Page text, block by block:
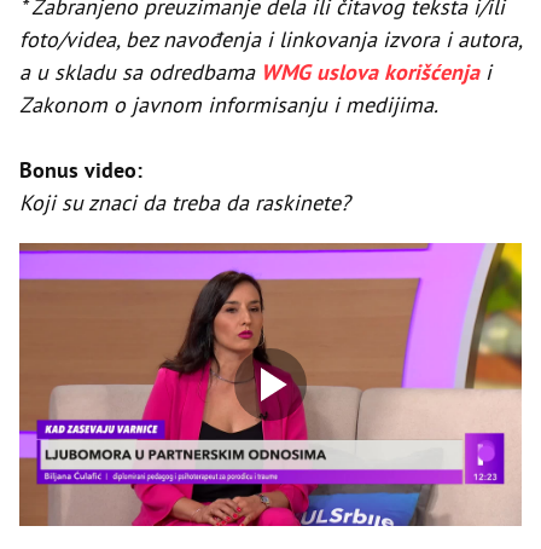
* Zabranjeno preuzimanje dela ili čitavog teksta i/ili
foto/videa, bez navođenja i linkovanja izvora i autora,
a u skladu sa odredbama WMG uslova korišćenjai
Zakonom o javnom informisanju i medijima.
Bonus video:
Koji su znaci da treba da raskinete?